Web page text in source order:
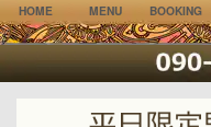
HOME MENU BOOKING